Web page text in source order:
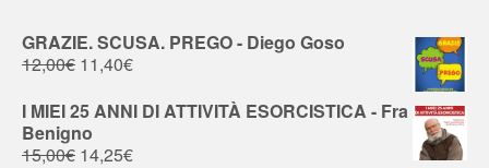
GRAZIE. SCUSA. PREGO - Diego Goso
12,00€ 11,40€
I MIEI 25 ANNI DI ATTIVITÀ ESORCISTICA - Fra
Benigno
15,00€ 14,25€